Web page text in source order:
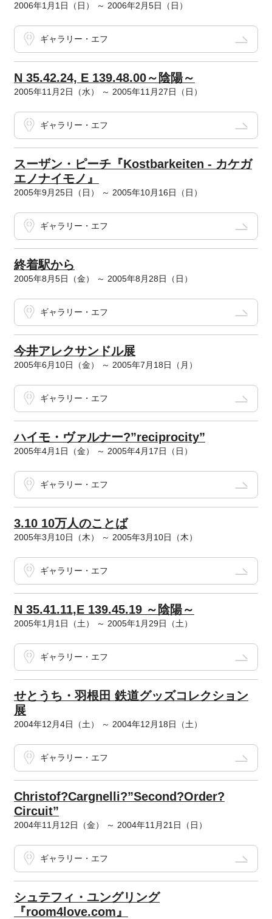
2006年1月1日（日） ～ 2006年2月5日（日）
ギャラリー・エフ
N 35.42.24, E 139.48.00～陰陽～
2005年11月2日（水） ～ 2005年11月27日（日）
ギャラリー・エフ
スーザン・ピーチ『Kostbarkeiten - カケガ
エノナイモノ』
2005年9月25日（日） ～ 2005年10月16日（日）
ギャラリー・エフ
終着駅から
2005年8月5日（金） ～ 2005年8月28日（日）
ギャラリー・エフ
今井アレクサンドル展
2005年6月10日（金） ～ 2005年7月18日（月）
ギャラリー・エフ
ハイモ・ヴァルナー?”reciprocity”
2005年4月1日（金） ～ 2005年4月17日（日）
ギャラリー・エフ
3.10 10万人のことば
2005年3月10日（木） ～ 2005年3月10日（木）
ギャラリー・エフ
N 35.41.11,E 139.45.19 ～陰陽～
2005年1月1日（土） ～ 2005年1月29日（土）
ギャラリー・エフ
せとうち・羽根田 鉄道グッズコレクション
展
2004年12月4日（土） ～ 2004年12月18日（土）
ギャラリー・エフ
Christof?Cargnelli?”Second?Order?
Circuit”
2004年11月12日（金） ～ 2004年11月21日（日）
ギャラリー・エフ
シュテフィ・ユングリング
『room4love.com』